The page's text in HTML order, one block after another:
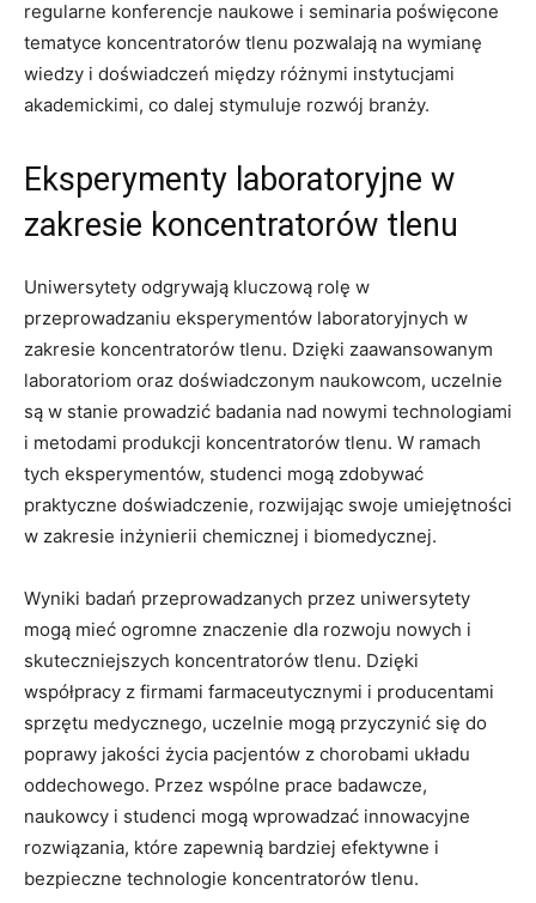
regularne konferencje naukowe i seminaria poświęcone
tematyce koncentratorów‌ tlenu pozwalają na wymianę
wiedzy i doświadczeń ⁤między ⁤różnymi instytucjami
akademickimi, co dalej ⁢stymuluje rozwój branży.
Eksperymenty laboratoryjne ‌w
zakresie ‍koncentratorów tlenu
Uniwersytety odgrywają⁣ kluczową‍ rolę ​w
przeprowadzaniu eksperymentów‍ laboratoryjnych w
zakresie koncentratorów tlenu. Dzięki zaawansowanym
laboratoriom oraz doświadczonym naukowcom,⁤ uczelnie
są w​ stanie prowadzić badania nad nowymi technologiami‍
i metodami produkcji koncentratorów tlenu.‍ W ramach
tych eksperymentów, studenci mogą zdobywać
praktyczne doświadczenie, rozwijając swoje umiejętności
w zakresie‌ inżynierii chemicznej i biomedycznej.
Wyniki badań⁤ przeprowadzanych przez uniwersytety
⁤mogą⁢ mieć‍ ogromne znaczenie dla rozwoju nowych ⁤i
skuteczniejszych koncentratorów tlenu. Dzięki⁤
współpracy z ⁣firmami farmaceutycznymi ⁣i producentami
sprzętu⁢ medycznego, uczelnie mogą przyczynić⁢ się do‍
poprawy jakości życia pacjentów z chorobami‌ układu
oddechowego. Przez wspólne prace ⁣badawcze,
⁤naukowcy i‌ studenci mogą wprowadzać innowacyjne
rozwiązania, które‍ zapewnią bardziej efektywne i
bezpieczne technologie koncentratorów ​tlenu.